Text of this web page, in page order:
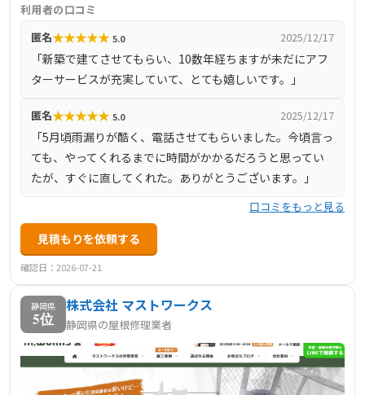
試験による原因特定や最長10年の長期保証など、再発防止
に向けた丁寧な対応が特徴です。また、公共工事の実績も
豊富で、信頼性の高い業者として評価されています。地域
密着型のサービスを提供し、静岡市内で屋根や雨漏りの修
す。
利用者の口コミ
匿名★★★★★ 5.0 2025/12/17
「新築で建てさせてもらい、10数年経ちますが未だにアフ
ターサービスが充実していて、とても嬉しいです。」
匿名★★★★★ 5.0 2025/12/17
「5月頃雨漏りが酷く、電話させてもらいました。今頃言っ
ても、やってくれるまでに時間がかかるだろうと思ってい
たが、すぐに直してくれた。ありがとうございます。」
口コミをもっと見る
見積もりを依頼する
確認日：2026-07-21
静岡県
5位
株式会社 マストワークス
静岡県の屋根修理業者